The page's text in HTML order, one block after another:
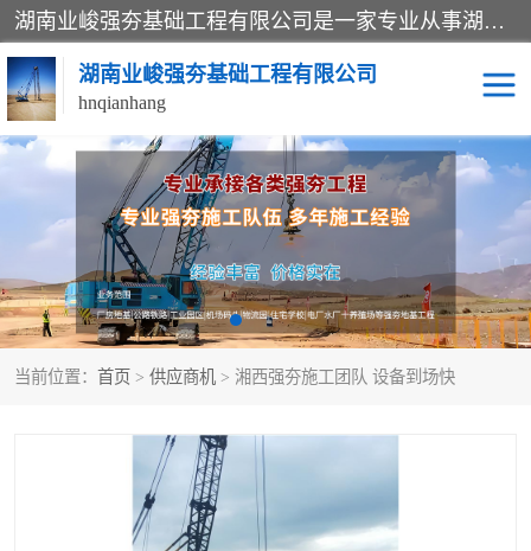
湖南业峻强夯基础工程有限公司是一家专业从事湖南强夯基础工程、强夯机租赁，地基处理的施工单位。业务覆盖：湖南、广东，江西等地。可承接1000KN.m-25000KN.m强夯（置换）工程。公司创始人是国内较早期从事强夯施工的建设者，经过多年的一步一个脚印的发展，在行业内具有较高的度和良好的口碑。
湖南业峻强夯基础工程有限公司
hnqianhang
当前位置： 首页 > 供应商机 > 湘西强夯施工团队 设备到场快
强夯施工案例 强夯机租赁
强夯施工工程 强夯施工队伍
强夯队伍